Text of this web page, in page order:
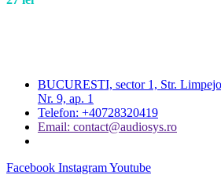
BUCURESTI, sector 1, Str.
Nr. 9, ap. 1
Telefon: +40728320419
Email: contact@audiosys.ro
Facebook InstagramYoutube